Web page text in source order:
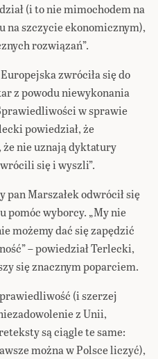
(i to nie mimochodem na
na szczycie ekonomicznym),
rozwiązań”.
zwróciła się do
z powodu niewykonania
w sprawie
powiedział, że
nie uznają dyktatury
się i wyszli”.
pan Marszałek odwrócił się
pomóc wyborcy. „My nie
możemy dać się zapędzić
– powiedział Terlecki,
się znacznym poparciem.
(i szerzej
z Unii,
są ciągle te same:
można w Polsce liczyć),